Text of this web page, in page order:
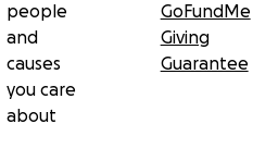
people
and
causes
you care
about
GoFundMe
Giving
Guarantee